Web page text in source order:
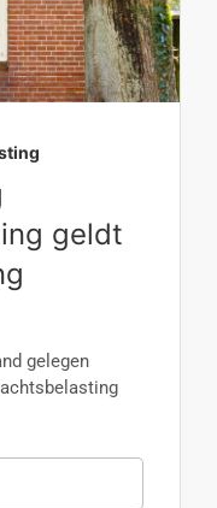
geldt
gelegen